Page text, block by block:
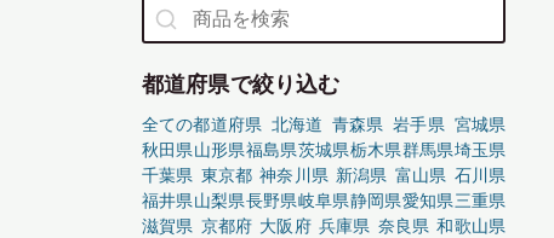
都道府県で絞り込む
全ての都道府県 北海道 青森県 岩手県 宮城県
秋田県山形県福島県茨城県栃木県群馬県埼玉県
千葉県 東京都 神奈川県 新潟県 富山県 石川県
福井県山梨県長野県岐阜県静岡県愛知県三重県
滋賀県 京都府 大阪府 兵庫県 奈良県 和歌山県